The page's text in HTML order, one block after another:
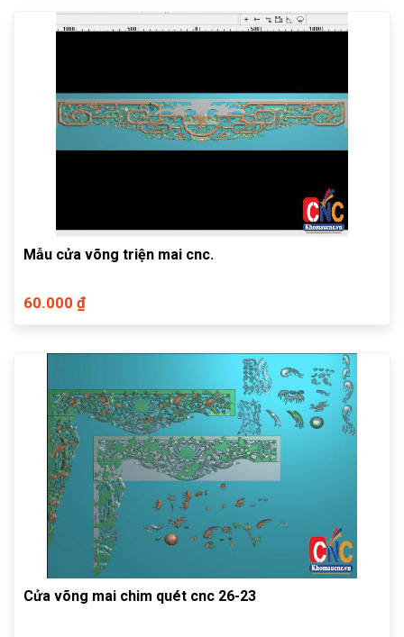
Mẫu cửa võng triện mai cnc.
60.000 ₫
Cửa võng mai chim quét cnc 26-23